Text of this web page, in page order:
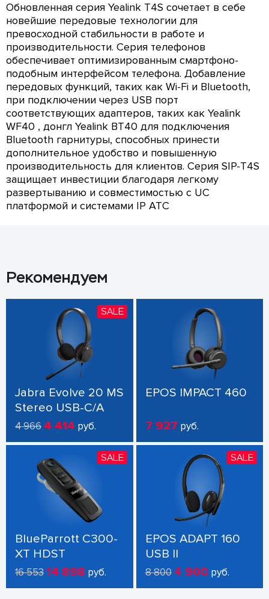
Обновленная серия Yealink T4S сочетает в себе
новейшие передовые технологии для
превосходной стабильности в работе и
производительности. Серия телефонов
обеспечивает оптимизированным смартфоно-
подобным интерфейсом телефона. Добавление
передовых функций, таких как Wi-Fi и Bluetooth,
при подключении через USB порт
соответствующих адаптеров, таких как Yealink
WF40 , донгл Yealink BT40 для подключения
Bluetooth гарнитуры, способных принести
дополнительное удобство и повышенную
производительность для клиентов. Серия SIP-T4S
защищает инвестиции благодаря легкому
развертыванию и совместимостью с UC
платформой и системами IP АТС
Рекомендуем
SALE
Jabra Evolve 20 MS
Stereo USB-C/A
4 966 4 414 руб.
EPOS IMPACT 460
7 927 руб.
SALE
BlueParrott C300-
XT HDST
16 55314 898 руб.
SALE
EPOS ADAPT 160
USB II
8 800 4 900 руб.